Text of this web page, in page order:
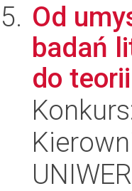
Od
badań
do